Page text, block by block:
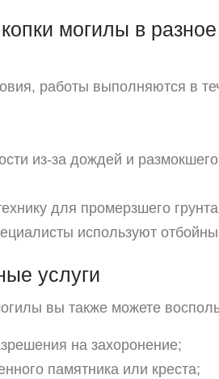
копки могилы в разное
работы выполняются в
из‑за дождей и размокшего
для промерзшего
используют
услуги
вы также можете
на захоронение;
памятника или креста;